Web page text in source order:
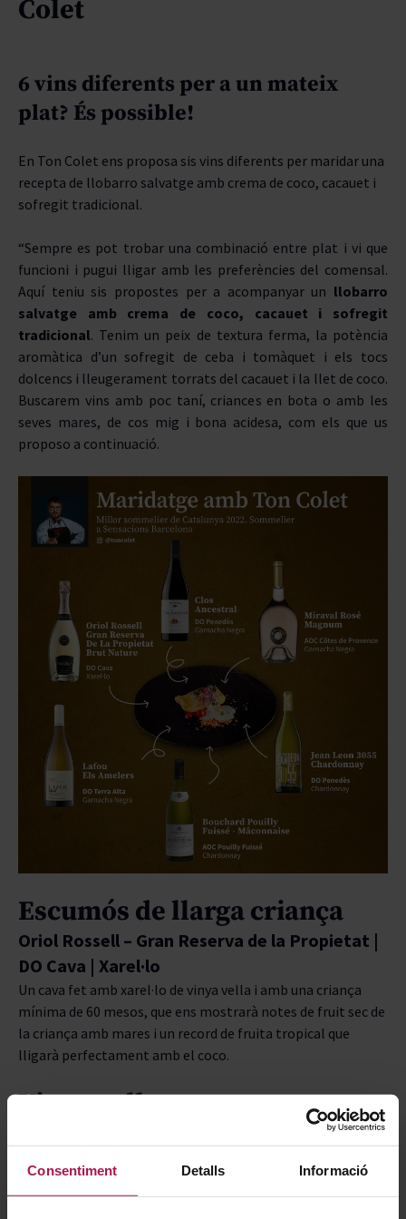
Consentiment Detalls Informació
Colet
6 vins diferents per a un mateix
plat? És possible!
En Ton Colet ens proposa sis vins diferents per maridar una
recepta de llobarro salvatge amb crema de coco, cacauet i
sofregit tradicional.
“Sempre es pot trobar una combinació entre plat i vi que
funcioni i pugui lligar amb les preferències del comensal.
Aquí teniu sis propostes per a acompanyar un llobarro
salvatge amb crema de coco, cacauet i sofregit
tradicional. Tenim un peix de textura ferma, la potència
aromàtica d’un sofregit de ceba i tomàquet i els tocs
dolcencs i lleugerament torrats del cacauet i la llet de coco.
Buscarem vins amb poc taní, criances en bota o amb les
seves mares, de cos mig i bona acidesa, com els que us
proposo a continuació.
Escumós de llarga criança
Oriol Rossell – Gran Reserva de la Propietat |
DO Cava | Xarel·lo
Un cava fet amb xarel·lo de vinya vella i amb una criança
mínima de 60 mesos, que ens mostrarà notes de fruit sec de
la criança amb mares i un record de fruita tropical que
lligarà perfectament amb el coco.
Vi negre lleuger
Família Torres – Clos Ancestral Negre | D.O.
PUNTUACIÓ
ENVELLIMENT
D.O.
CELLERS